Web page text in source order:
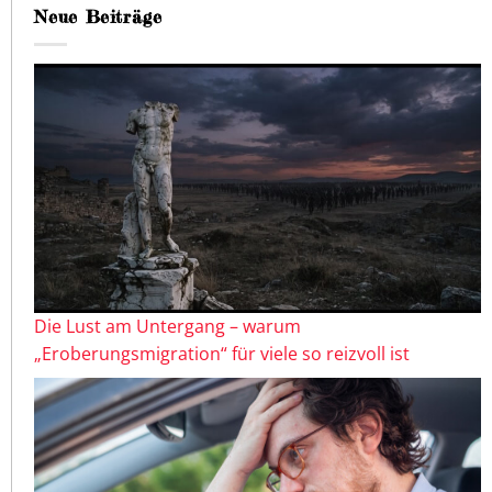
Neue Beiträge
Die Lust am Untergang – warum
„Eroberungsmigration“ für viele so reizvoll ist